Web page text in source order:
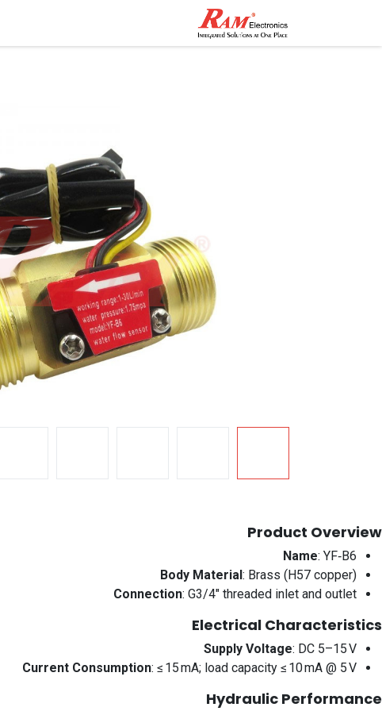
Product Overview
Name: YF‑B6
Body Material: Brass (H57 copper)
Connection: G3/4″ threaded inlet and outlet
Electrical Characteristics
Supply Voltage: DC 5–15 V
Current Consumption: ≤ 15 mA; load capacity ≤ 10 mA @ 5 V
Hydraulic Performance